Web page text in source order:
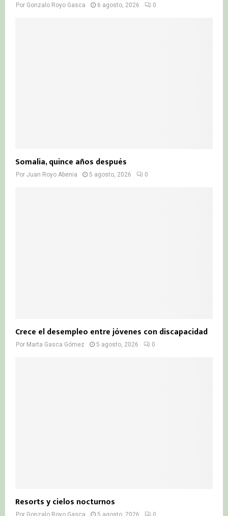
Por Gonzalo Royo Gasca 6 agosto, 2026 0
Somalia, quince años después
Por Juan Royo Abenia 5 agosto, 2026 0
Crece el desempleo entre jóvenes con discapacidad
Por Marta Gasca Gómez 5 agosto, 2026 0
Resorts y cielos nocturnos
Por Gonzalo Royo Gasca 5 agosto, 2026 0